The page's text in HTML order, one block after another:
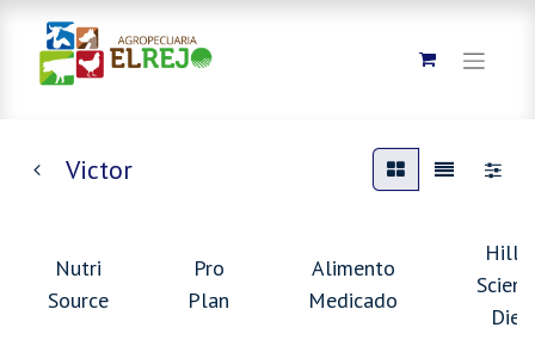
Victor
Nutri
Source
Pro
Plan
Alimento
Medicado
Hills/
Diet